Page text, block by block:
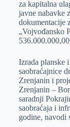
rn
A
p
p
i
l
za kapitalna
javne nabavke
dokumentacije
„Vojvođansko
Izrada planske
saobraćajnice
Zrenjanin i
Zrenjanin –
saradnji
saobraćaja i
godine, navodi